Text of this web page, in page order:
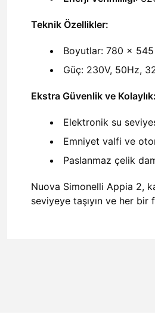
Teknik Özellikler:
Boyutlar: 780 x
Güç: 230V, 50Hz,
Ekstra Güvenlik ve Kolaylık:
Elektronik su
Emniyet valfi ve
Paslanmaz çelik
Nuova Simonelli Appia 2,
seviyeye taşıyın ve her